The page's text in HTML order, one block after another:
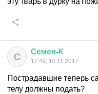
С Семен-К
17:49, 10.11.2017
Пострадавшие теперь
телу должны подать?